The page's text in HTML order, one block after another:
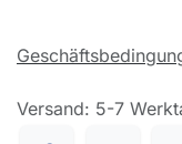
Versand: 5-7